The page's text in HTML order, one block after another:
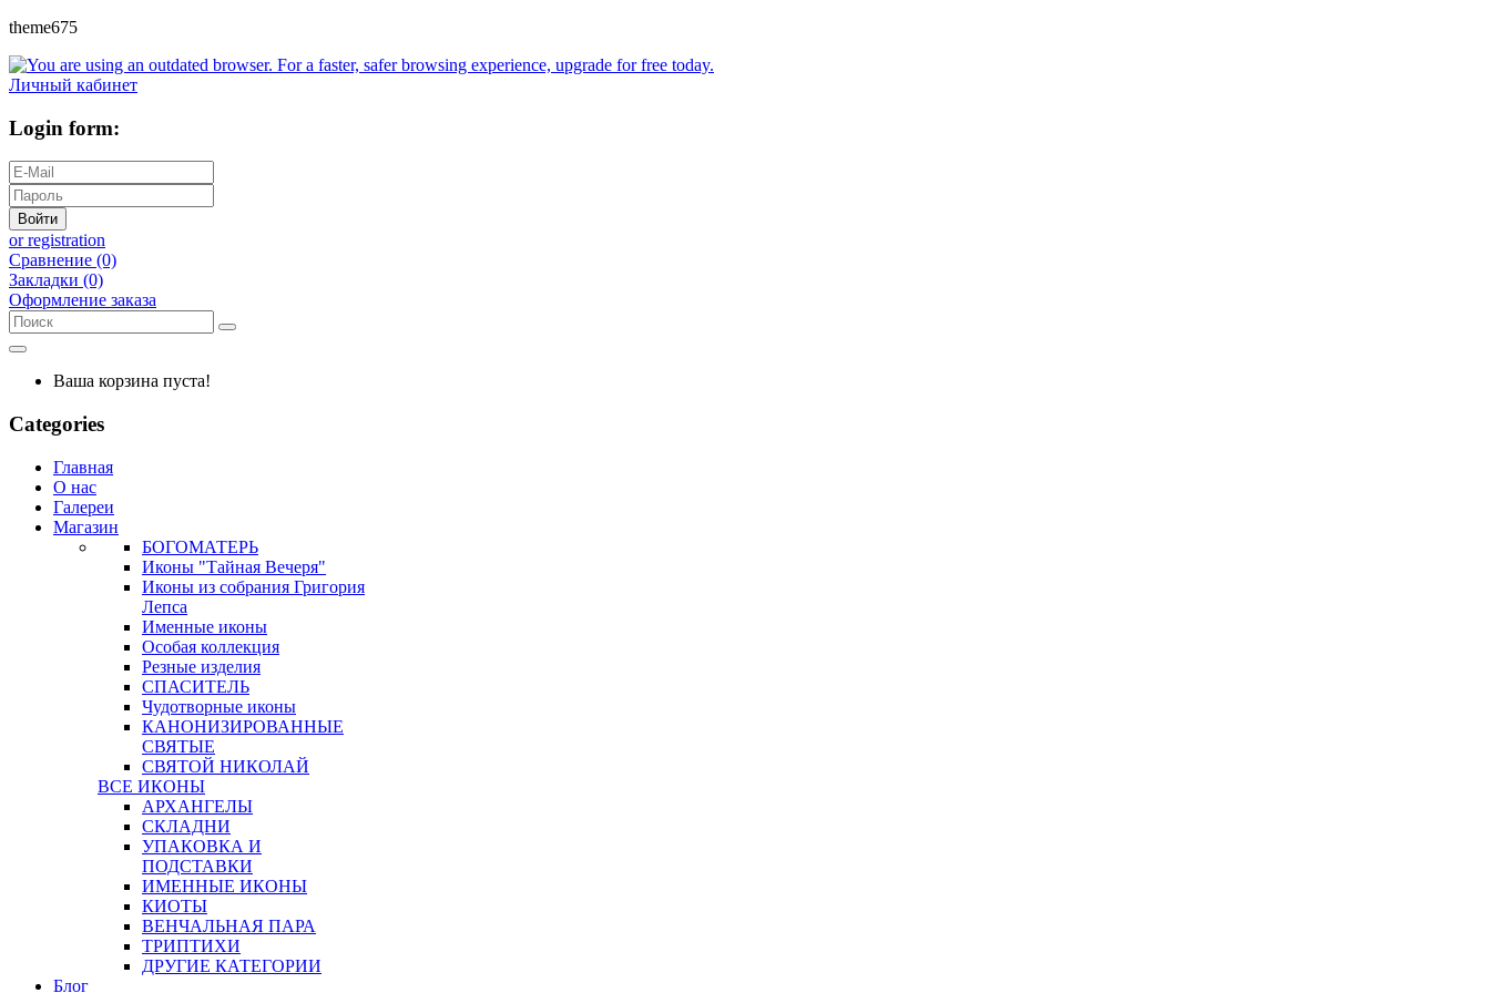
theme675
Личный кабинет
Login form:
Войти
or registration
Сравнение (0)
Закладки (0)
Оформление заказа
Ваша корзина пуста!
Categories
Главная
О нас
Галереи
Магазин
БОГОМАТЕРЬ
Иконы "Тайная Вечеря"
Иконы из собрания Григория
Лепса
Именные иконы
Особая коллекция
Резные изделия
СПАСИТЕЛЬ
Чудотворные иконы
КАНОНИЗИРОВАННЫЕ
СВЯТЫЕ
СВЯТОЙ НИКОЛАЙ
ВСЕ ИКОНЫ
АРХАНГЕЛЫ
СКЛАДНИ
УПАКОВКА И
ПОДСТАВКИ
ИМЕННЫЕ ИКОНЫ
КИОТЫ
ВЕНЧАЛЬНАЯ ПАРА
ТРИПТИХИ
ДРУГИЕ КАТЕГОРИИ
Блог